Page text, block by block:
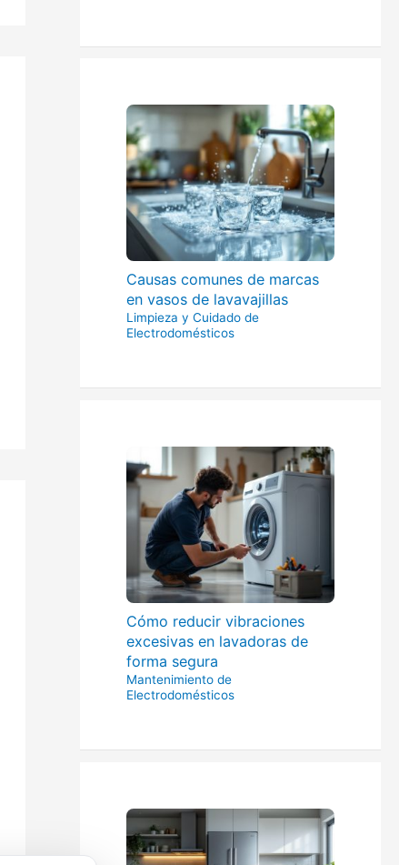
Causas comunes de marcas
en vasos de lavavajillas
Limpieza y Cuidado de
Electrodomésticos
Cómo reducir vibraciones
excesivas en lavadoras de
forma segura
Mantenimiento de
Electrodomésticos